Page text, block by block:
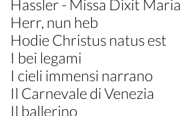
Hassler - Missa Dixit Maria
Herr, nun heb
Hodie Christus natus est
I bei legami
I cieli immensi narrano
Il Carnevale di Venezia
Il ballerino